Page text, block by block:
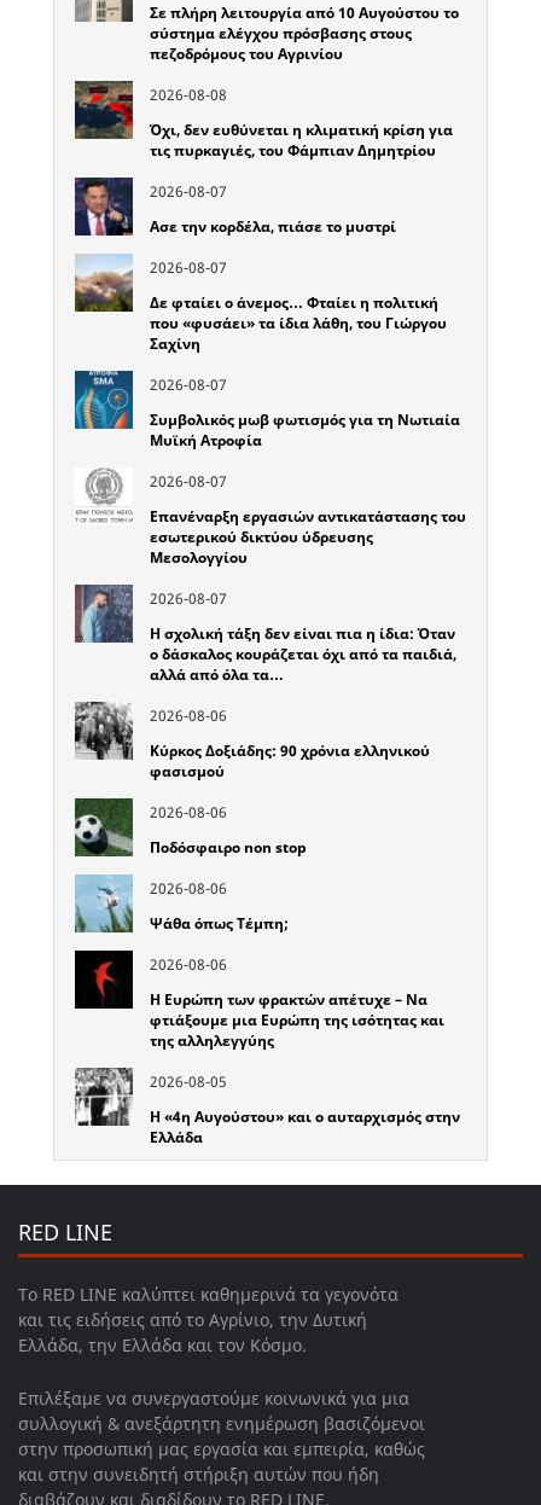
Σε πλήρη λειτουργία από 10 Αυγούστου το
σύστημα ελέγχου πρόσβασης στους
πεζοδρόμους του Αγρινίου
2026-08-08
Όχι, δεν ευθύνεται η κλιματική κρίση για
τις πυρκαγιές, του Φάμπιαν Δημητρίου
2026-08-07
Ασε την κορδέλα, πιάσε το μυστρί
2026-08-07
Δε φταίει ο άνεμος… Φταίει η πολιτική
που «φυσάει» τα ίδια λάθη, του Γιώργου
Σαχίνη
2026-08-07
Συμβολικός μωβ φωτισμός για τη Νωτιαία
Μυϊκή Ατροφία
2026-08-07
Επανέναρξη εργασιών αντικατάστασης του
εσωτερικού δικτύου ύδρευσης
Μεσολογγίου
2026-08-07
Η σχολική τάξη δεν είναι πια η ίδια: Όταν
ο δάσκαλος κουράζεται όχι από τα παιδιά,
αλλά από όλα τα…
2026-08-06
Κύρκος Δοξιάδης: 90 χρόνια ελληνικού
φασισμού
2026-08-06
Ποδόσφαιρο non stop
2026-08-06
Ψάθα όπως Τέμπη;
2026-08-06
Η Ευρώπη των φρακτών απέτυχε – Να
φτιάξουμε μια Ευρώπη της ισότητας και
της αλληλεγγύης
2026-08-05
Η «4η Αυγούστου» και ο αυταρχισμός στην
Ελλάδα
RED LINE
Το RED LINE καλύπτει καθημερινά τα γεγονότα
και τις ειδήσεις από το Αγρίνιο, την Δυτική
Ελλάδα, την Ελλάδα και τον Κόσμο.
Επιλέξαμε να συνεργαστούμε κοινωνικά για μια
συλλογική & ανεξάρτητη ενημέρωση βασιζόμενοι
στην προσωπική μας εργασία και εμπειρία, καθώς
και στην συνειδητή στήριξη αυτών που ήδη
διαβάζουν και διαδίδουν το RED LINE.